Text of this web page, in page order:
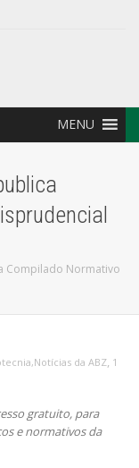
MENU
Compilado Normativo
,Notícias da ABZ, 1
gratuito, para
e normativos da